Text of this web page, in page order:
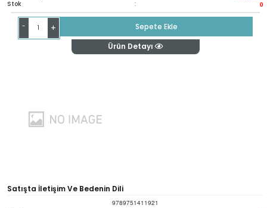
Stok : 0
- +
Sepete Ekle
Ürün Detayı
Satışta İletişim Ve Bedenin Dili
9789751411921